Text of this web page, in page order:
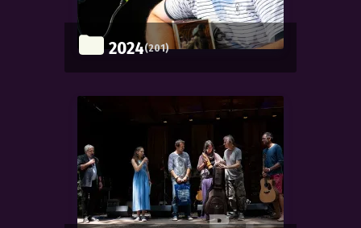
2024(201)